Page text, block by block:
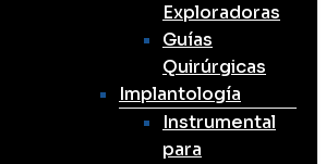
Exploradoras
Guías
Quirúrgicas
Implantología
Instrumental
para